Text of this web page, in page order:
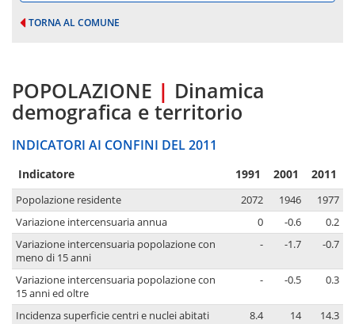
TORNA AL COMUNE
POPOLAZIONE | Dinamica
demografica e territorio
INDICATORI AI CONFINI DEL 2011
Indicatore 1991 2001 2011
Popolazione residente 2072 1946
1977
Variazione intercensuaria annua
0 -0.6
0.2
Variazione intercensuaria popolazione con
meno di 15 anni
- -1.7 -0.7
Variazione intercensuaria popolazione con
15 anni ed oltre
- -0.5 0.3
Incidenza superficie centri e nuclei abitati 8.4 14
14.3